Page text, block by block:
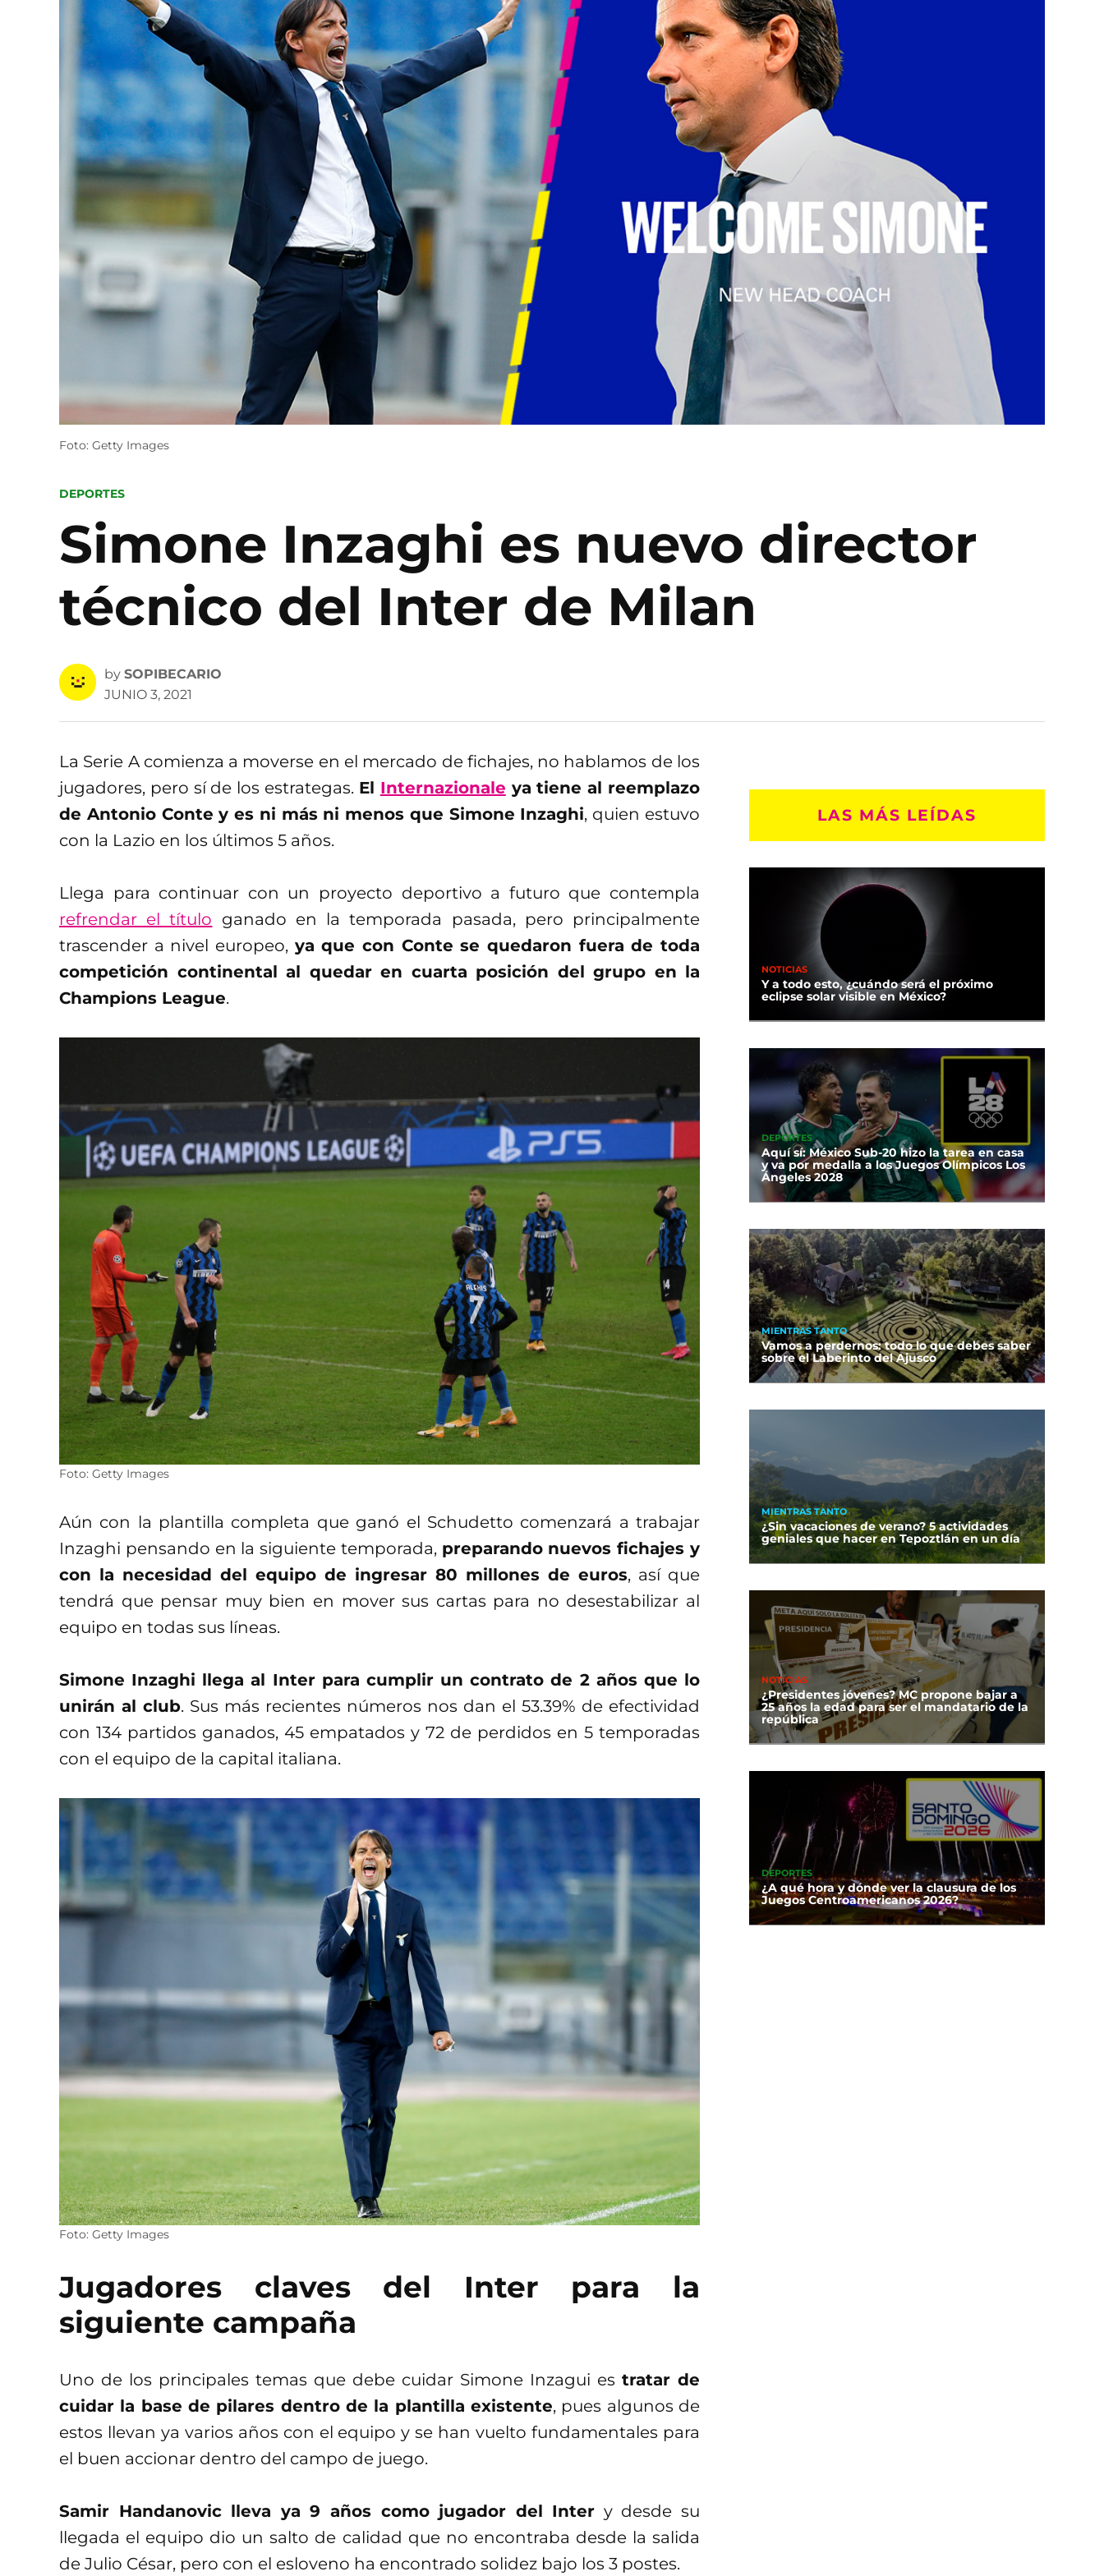
Foto: Getty Images
POSTED
DEPORTES
Simone Inzaghi es nuevo director
técnico del Inter de Milan
by SOPIBECARIO
JUNIO 3, 2021
La Serie A comienza a moverse en el mercado de fichajes, no hablamos de los
jugadores, pero sí de los estrategas. El Internazionale ya tiene al reemplazo
de Antonio Conte y es ni más ni menos que Simone Inzaghi, quien estuvo
con la Lazio en los últimos 5 años.
Llega para continuar con un proyecto deportivo a futuro que contempla
refrendar el título ganado en la temporada pasada, pero principalmente
trascender a nivel europeo, ya que con Conte se quedaron fuera de toda
competición continental al quedar en cuarta posición del grupo en la
Champions League.
Foto: Getty Images
Aún con la plantilla completa que ganó el Schudetto comenzará a trabajar
Inzaghi pensando en la siguiente temporada, preparando nuevos fichajes y
con la necesidad del equipo de ingresar 80 millones de euros, así que
tendrá que pensar muy bien en mover sus cartas para no desestabilizar al
equipo en todas sus líneas.
Simone Inzaghi llega al Inter para cumplir un contrato de 2 años que lo
unirán al club. Sus más recientes números nos dan el 53.39% de efectividad
con 134 partidos ganados, 45 empatados y 72 de perdidos en 5 temporadas
con el equipo de la capital italiana.
Foto: Getty Images
Jugadores claves del Inter para la
siguiente campaña
Uno de los principales temas que debe cuidar Simone Inzagui es tratar de
cuidar la base de pilares dentro de la plantilla existente, pues algunos de
estos llevan ya varios años con el equipo y se han vuelto fundamentales para
el buen accionar dentro del campo de juego.
Samir Handanovic lleva ya 9 años como jugador del Inter y desde su
llegada el equipo dio un salto de calidad que no encontraba desde la salida
de Julio César, pero con el esloveno ha encontrado solidez bajo los 3 postes.
LAS MÁS LEÍDAS
NOTICIAS
Y a todo esto, ¿cuándo será el próximo
eclipse solar visible en México?
DEPORTES
Aquí sí: México Sub-20 hizo la tarea en casa
y va por medalla a los Juegos Olímpicos Los
Ángeles 2028
MIENTRAS TANTO
Vamos a perdernos: todo lo que debes saber
sobre el Laberinto del Ajusco
MIENTRAS TANTO
¿Sin vacaciones de verano? 5 actividades
geniales que hacer en Tepoztlán en un día
NOTICIAS
¿Presidentes jóvenes? MC propone bajar a
25 años la edad para ser el mandatario de la
república
DEPORTES
¿A qué hora y dónde ver la clausura de los
Juegos Centroamericanos 2026?